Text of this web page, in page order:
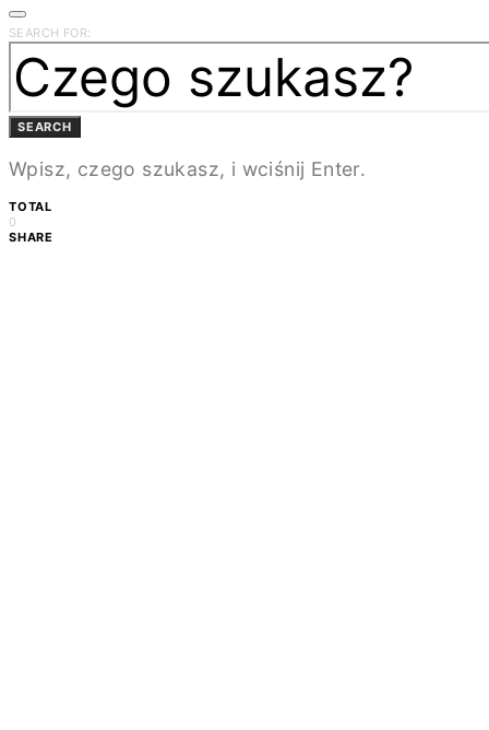
SEARCH FOR:
SEARCH
Wpisz, czego szukasz, i wciśnij Enter.
TOTAL
0
SHARE